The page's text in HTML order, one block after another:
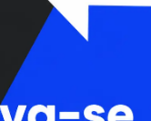
Colaboradores
Cursos